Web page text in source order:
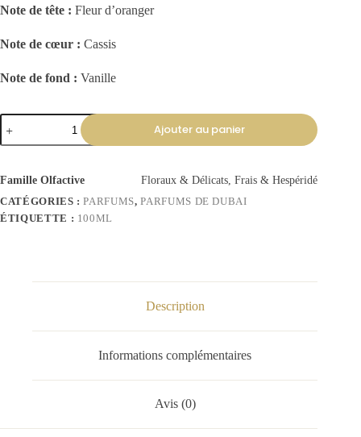
Note de tête : Fleur d’oranger
Note de cœur : Cassis
Note de fond : Vanille
Ajouter au panier
Famille Olfactive
Floraux & Délicats, Frais & Hespéridé
CATÉGORIES :PARFUMS,PARFUMS DE DUBAI
ÉTIQUETTE : 100ML
Description
Informations complémentaires
Avis (0)